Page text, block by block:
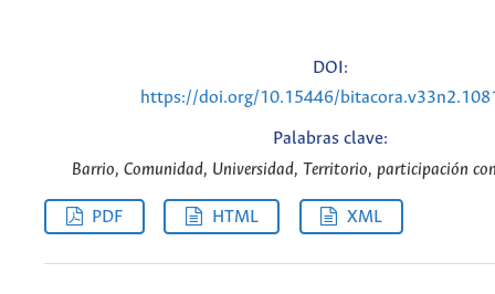
DOI:
https://doi.org/10.15446/
Palabras clave:
Barrio, Comunidad, Universidad, Territorio, participación
PDF HTML XML